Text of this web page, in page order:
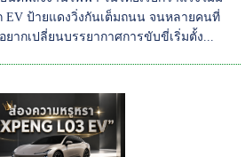
EV ป้ายแดงวิ่งกันเต็มถนน จนหลายคนที่
ยากเปลี่ยนบรรยากาศการขับขี่เริ่มตั้ง...